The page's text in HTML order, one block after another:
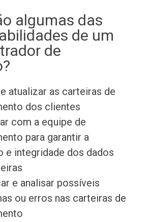
algumas das
de um
de
atualizar as carteiras de
dos clientes
com a equipe de
para garantir a
e integridade dos dados
e analisar possíveis
ou erros nas carteiras de